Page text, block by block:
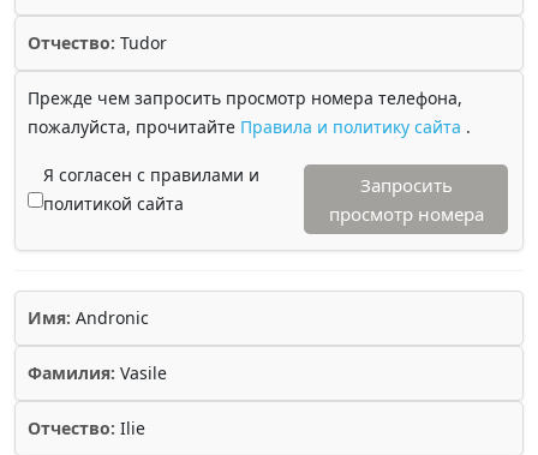
Отчество: Tudor
Прежде чем запросить просмотр номера телефона,
пожалуйста, прочитайте Правила и политику сайта .
Я согласен с правилами и
политикой сайта
Запросить
просмотр номера
Имя: Andronic
Фамилия: Vasile
Отчество: Ilie